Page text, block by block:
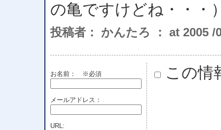
の亀ですけどね・・・
投稿者： かんたろ ： at 2005 /
お名前： ※必須
メールアドレス：
URL:
この情